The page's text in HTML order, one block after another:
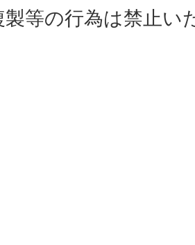
製等の行為は禁止い